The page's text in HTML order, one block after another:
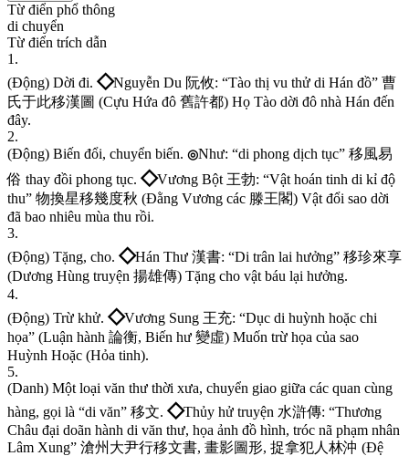
Từ điển phổ thông
di chuyển
Từ điển trích dẫn
1 .
(Động) Dời đi. ◇Nguyễn Du 阮攸: “Tào thị vu thử di Hán đồ” 曹
氏于此移漢圖 (Cựu Hứa đô 舊許都) Họ Tào dời đô nhà Hán đến
đây.
2.
(Động) Biến đổi, chuyển biến. ◎Như: “di phong dịch tục” 移風易
俗 thay đồi phong tục. ◇Vương Bột 王勃: “Vật hoán tinh di kỉ độ
thu” 物換星移幾度秋 (Đằng Vương các 滕王閣) Vật đổi sao dời
đã bao nhiêu mùa thu rồi.
3.
(Động) Tặng, cho. ◇Hán Thư 漢書: “Di trân lai hưởng” 移珍來享
(Dương Hùng truyện 揚雄傳) Tặng cho vật báu lại hưởng.
4.
(Động) Trừ khử. ◇Vương Sung 王充: “Dục di huỳnh hoặc chi
họa” (Luận hành 論衡, Biến hư 變虛) Muốn trừ họa của sao
Huỳnh Hoặc (Hỏa tinh).
5.
(Danh) Một loại văn thư thời xưa, chuyển giao giữa các quan cùng
hàng, gọi là “di văn” 移文. ◇Thủy hử truyện 水滸傳: “Thương
Châu đại doãn hành di văn thư, họa ảnh đồ hình, tróc nã phạm nhân
Lâm Xung” 滄州 大尹行移文書, 畫影圖形, 捉拿犯人 林沖 (Đệ